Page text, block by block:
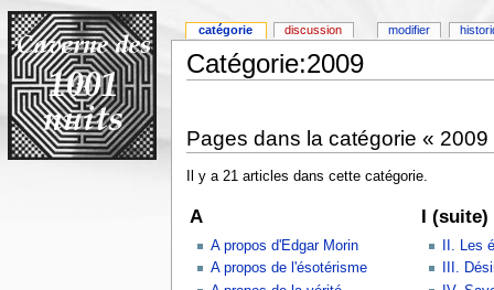
Catégorie:2009
Pages dans la catégorie « 2009
Il y a 21 articles dans cette catégorie.
A
A propos d'Edgar Morin
A propos de l'ésotérisme
I (suite)
II. Les
III.
catégorie discussion modifier